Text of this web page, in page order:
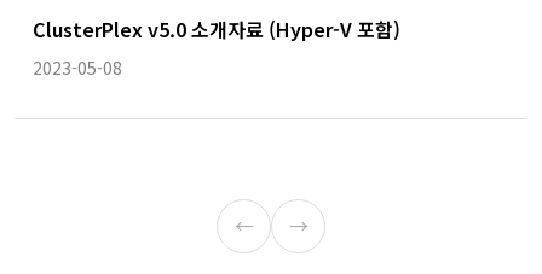
ClusterPlex v5.0 소개자료 (Hyper-V 포함)
2023-05-08
← →